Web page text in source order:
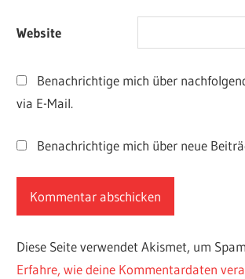
Website
Benachrichtige mich über
via E-Mail.
Benachrichtige mich über neue
Diese Seite verwendet Akismet, um
Erfahre, wie deine Kommentardaten